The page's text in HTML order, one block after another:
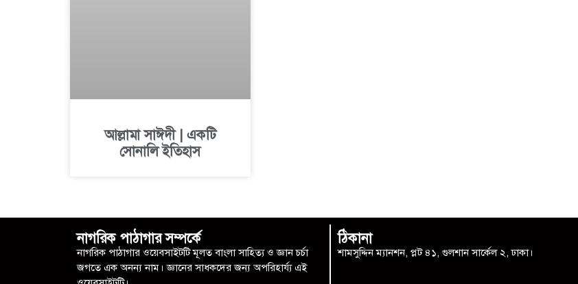
আল্লামা সাঈদী | একটি
সোনালি ইতিহাস
নাগরিক পাঠাগার সম্পর্কে
নাগরিক পাঠাগার ওয়েবসাইটটি মূলত বাংলা সাহিত্য ও জ্ঞান চর্চা
জগতে এক অনন্য নাম। জ্ঞানের সাধকদের জন্য অপরিহার্য্য এই
ঠিকানা
শামসুদ্দিন ম্যানশন, প্লট ৪১, গুলশান সার্কেল ২, ঢাকা।